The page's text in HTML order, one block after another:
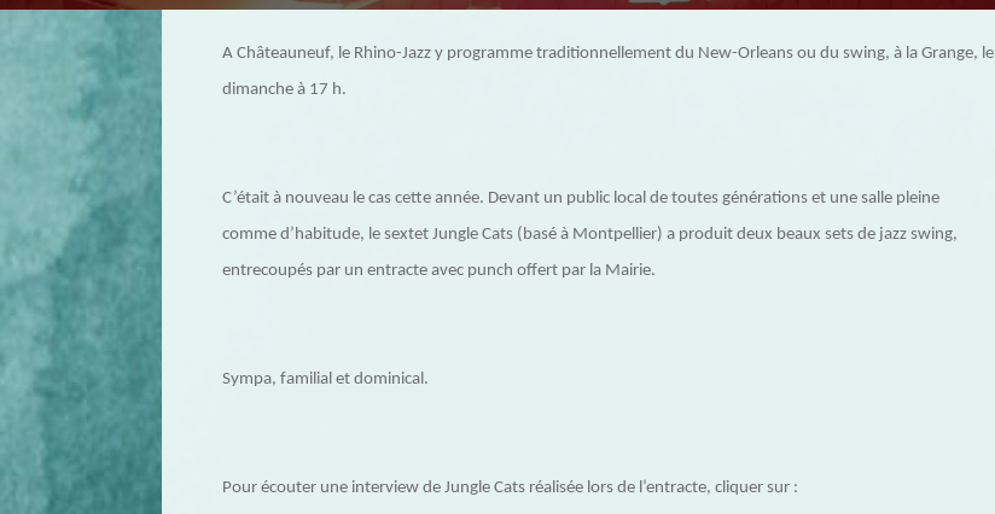
A Châteauneuf, le Rhino-Jazz y programme traditionnellement du New-Orleans ou du swing, à la Grange, le
dimanche à 17 h.
C’était à nouveau le cas cette année. Devant un public local de toutes générations et une salle pleine
comme d’habitude, le sextet Jungle Cats (basé à Montpellier) a produit deux beaux sets de jazz swing,
entrecoupés par un entracte avec punch offert par la Mairie.
Sympa, familial et dominical.
Pour écouter une interview de Jungle Cats réalisée lors de l’entracte, cliquer sur :